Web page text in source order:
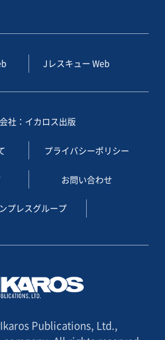
Jレスキュー Web
社：イカロス出版
プライバシーポリシー
お問い合わせ
プレスグループ
Publications, Ltd.,